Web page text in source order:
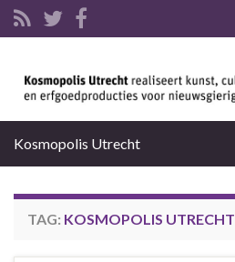
Kosmopolis Utrecht
TAG: KOSMOPOLIS UTRECHT